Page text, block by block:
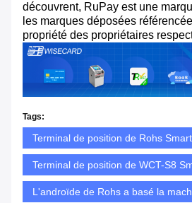
découvrent, RuPay est une
les marques déposées
propriété des propriétaires
Tags:
Terminal de position de Rohs Smart
Terminal de position de WCT-S8
L'androïde de Rohs a basé la